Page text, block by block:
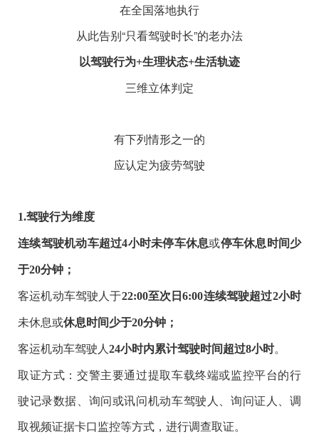
在全国落地执行
从此告别“只看驾驶时长”的老办法
以驾驶行为+生理状态+生活轨迹
三维立体判定
有下列情形之一的
应认定为疲劳驾驶
1.驾驶行为维度
连续驾驶机动车超过4小时未停车休息或停车休息时间少
于20分钟；
客运机动车驾驶人于22:00至次日6:00连续驾驶超过2小时
未休息或休息时间少于20分钟；
客运机动车驾驶人24小时内累计驾驶时间超过8小时。
取证方式：交警主要通过提取车载终端或监控平台的行
驶记录数据、询问或讯问机动车驾驶人、询问证人、调
取视频证据卡口监控等方式，进行调查取证。